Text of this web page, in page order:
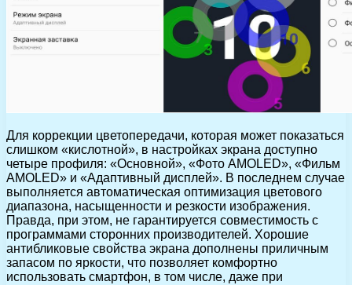
Для коррекции цветопередачи, которая может показаться
слишком «кислотной», в настройках экрана доступно
четыре профиля: «Основной», «Фото AMOLED», «Фильм
AMOLED» и «Адаптивный дисплей». В последнем случае
выполняется автоматическая оптимизация цветового
диапазона, насыщенности и резкости изображения.
Правда, при этом, не гарантируется совместимость с
программами сторонних производителей. Хорошие
антибликовые свойства экрана дополнены приличным
запасом по яркости, что позволяет комфортно
использовать смартфон, в том числе, даже при